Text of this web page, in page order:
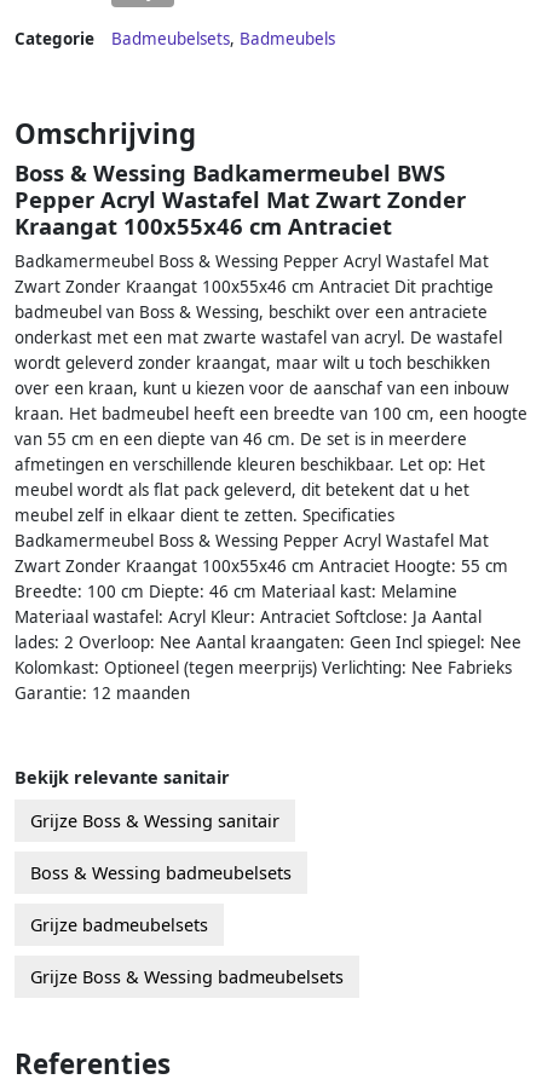
Categorie Badmeubelsets, Badmeubels
Omschrijving
Boss & Wessing Badkamermeubel BWS
Pepper Acryl Wastafel Mat Zwart Zonder
Kraangat 100x55x46 cm Antraciet
Badkamermeubel Boss & Wessing Pepper Acryl Wastafel Mat
Zwart Zonder Kraangat 100x55x46 cm Antraciet Dit prachtige
badmeubel van Boss & Wessing, beschikt over een antraciete
onderkast met een mat zwarte wastafel van acryl. De wastafel
wordt geleverd zonder kraangat, maar wilt u toch beschikken
over een kraan, kunt u kiezen voor de aanschaf van een inbouw
kraan. Het badmeubel heeft een breedte van 100 cm, een hoogte
van 55 cm en een diepte van 46 cm. De set is in meerdere
afmetingen en verschillende kleuren beschikbaar. Let op: Het
meubel wordt als flat pack geleverd, dit betekent dat u het
meubel zelf in elkaar dient te zetten. Specificaties
Badkamermeubel Boss & Wessing Pepper Acryl Wastafel Mat
Zwart Zonder Kraangat 100x55x46 cm Antraciet Hoogte: 55 cm
Breedte: 100 cm Diepte: 46 cm Materiaal kast: Melamine
Materiaal wastafel: Acryl Kleur: Antraciet Softclose: Ja Aantal
lades: 2 Overloop: Nee Aantal kraangaten: Geen Incl spiegel: Nee
Kolomkast: Optioneel (tegen meerprijs) Verlichting: Nee Fabrieks
Garantie: 12 maanden
Bekijk relevante sanitair
Grijze Boss & Wessing sanitair
Boss & Wessing badmeubelsets
Grijze badmeubelsets
Grijze Boss & Wessing badmeubelsets
Referenties